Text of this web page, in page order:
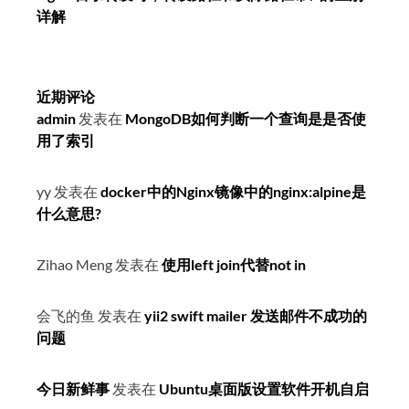
详解
近期评论
admin 发表在 MongoDB如何判断一个查询是是否使
用了索引
yy 发表在 docker中的Nginx镜像中的nginx:alpine是
什么意思?
Zihao Meng 发表在 使用left join代替not in
会飞的鱼 发表在 yii2 swift mailer 发送邮件不成功的
问题
今日新鲜事 发表在 Ubuntu桌面版设置软件开机自启